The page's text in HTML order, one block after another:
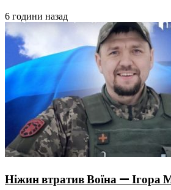
6 години назад
Ніжин втратив Воїна — Ігора